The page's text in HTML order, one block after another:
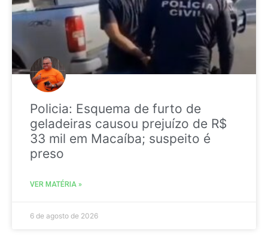
Policia: Esquema de furto de
geladeiras causou prejuízo de R$
33 mil em Macaíba; suspeito é
preso
VER MATÉRIA »
6 de agosto de 2026